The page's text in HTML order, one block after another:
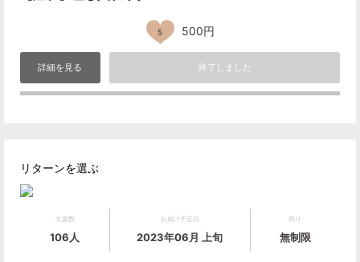
5 500円
詳細を見る 終了しました
リターンを選ぶ
支援数
106人
お届け予定日
2023年06月 上旬
残り
無制限